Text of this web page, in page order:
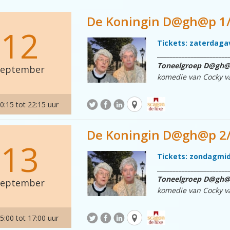
12
tot 22:15 uur
De Koningin D@gh@p
Tickets:
Toneelgroep
komedie van Cocky
september, naar Den
langs de route die de
passeren van de
uit het verleden, die
als
verschillend ze ook
door Jan Hoedjes en
13
tot 17:00 uur
De Koningin D@gh@p
Tickets:
Toneelgroep
komedie van Cocky
september, naar Den
langs de route die de